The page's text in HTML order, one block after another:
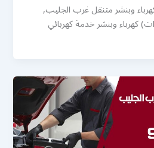
وبنشر متنقل غرب الجليب,
كهرباء وبنشر خدمة كهربائي